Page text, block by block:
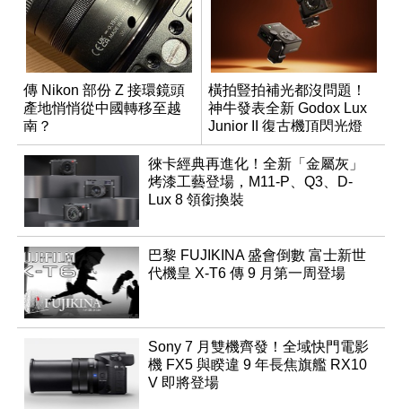
傳 Nikon 部份 Z 接環鏡頭
產地悄悄從中國轉移至越
南？
橫拍豎拍補光都沒問題！
神牛發表全新 Godox Lux
Junior II 復古機頂閃光燈
徠卡經典再進化！全新「金屬灰」
烤漆工藝登場，M11-P、Q3、D-
Lux 8 領銜換裝
巴黎 FUJIKINA 盛會倒數 富士新世
代機皇 X-T6 傳 9 月第一周登場
Sony 7 月雙機齊發！全域快門電影
機 FX5 與睽違 9 年長焦旗艦 RX10
V 即將登場